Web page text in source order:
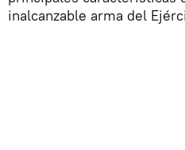
inalcanzable arma del